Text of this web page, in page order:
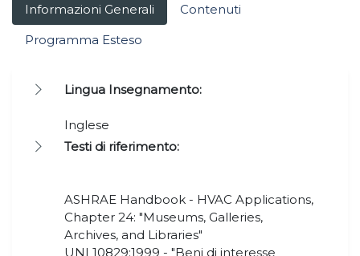
Informazioni Generali
Contenuti
Programma Esteso
Lingua Insegnamento:
Inglese
Testi di riferimento:
ASHRAE Handbook - HVAC Applications,
Chapter 24: "Museums, Galleries,
Archives, and Libraries"
UNI 10829:1999 - "Beni di interesse